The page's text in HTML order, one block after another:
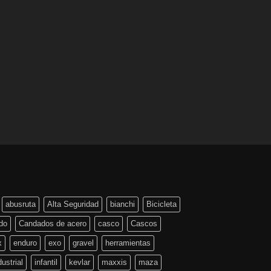
abusruta Alta Seguridad bianchi Bicicleta
Candados de acero casco Cascos
enduro exo gravel herramientas
infantil kevlar maxxis maza